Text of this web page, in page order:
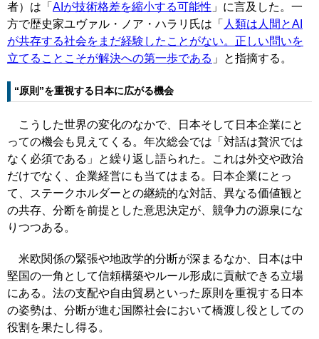
者）は「 AIが技術格差を縮小する可能性 」に言及した。一
方で歴史家ユヴァル・ノア・ハラリ氏は「 人類は人間とAI
が共存する社会をまだ経験したことがない。正しい問いを
立てることこそが解決への第一歩である 」と指摘する。
“原則”を重視する日本に広がる機会
こうした世界の変化のなかで、日本そして日本企業にと
っての機会も見えてくる。年次総会では「対話は贅沢では
なく必須である」と繰り返し語られた。これは外交や政治
だけでなく、企業経営にも当てはまる。日本企業にとっ
て、ステークホルダーとの継続的な対話、異なる価値観と
の共存、分断を前提とした意思決定が、競争力の源泉にな
りつつある。
米欧関係の緊張や地政学的分断が深まるなか、日本は中
堅国の一角として信頼構築やルール形成に貢献できる立場
にある。法の支配や自由貿易といった原則を重視する日本
の姿勢は、分断が進む国際社会において橋渡し役としての
役割を果たし得る。